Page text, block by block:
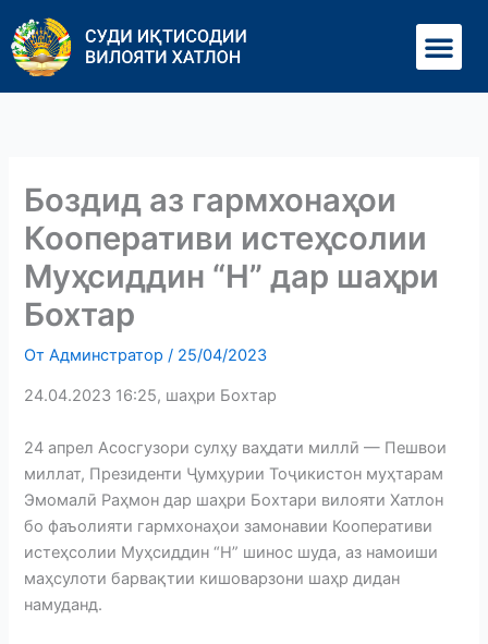
содержимому
Боздид аз гармхонаҳои
Кооперативи истеҳсолии
Муҳсиддин “Н” дар шаҳри
Бохтар
ОтАдминстратор/ 25/04/2023
24.04.2023 16:25, шаҳри Бохтар
24 апрел Асосгузори сулҳу ваҳдати миллӣ — Пешвои
миллат, Президенти Ҷумҳурии Тоҷикистон муҳтарам
Эмомалӣ Раҳмон дар шаҳри Бохтари вилояти Хатлон
бо фаъолияти гармхонаҳои замонавии Кооперативи
истеҳсолии Муҳсиддин “Н” шинос шуда, аз намоиши
маҳсулоти барвақтии кишоварзони шаҳр дидан
намуданд.